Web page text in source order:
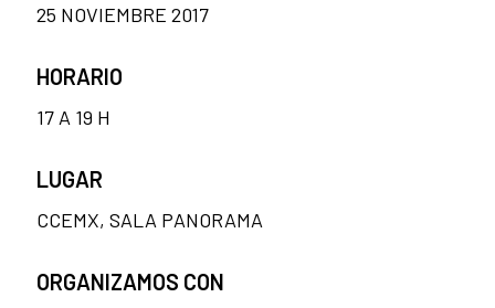
25 NOVIEMBRE 2017
HORARIO
17 A 19 H
LUGAR
CCEMX, SALA PANORAMA
ORGANIZAMOS CON